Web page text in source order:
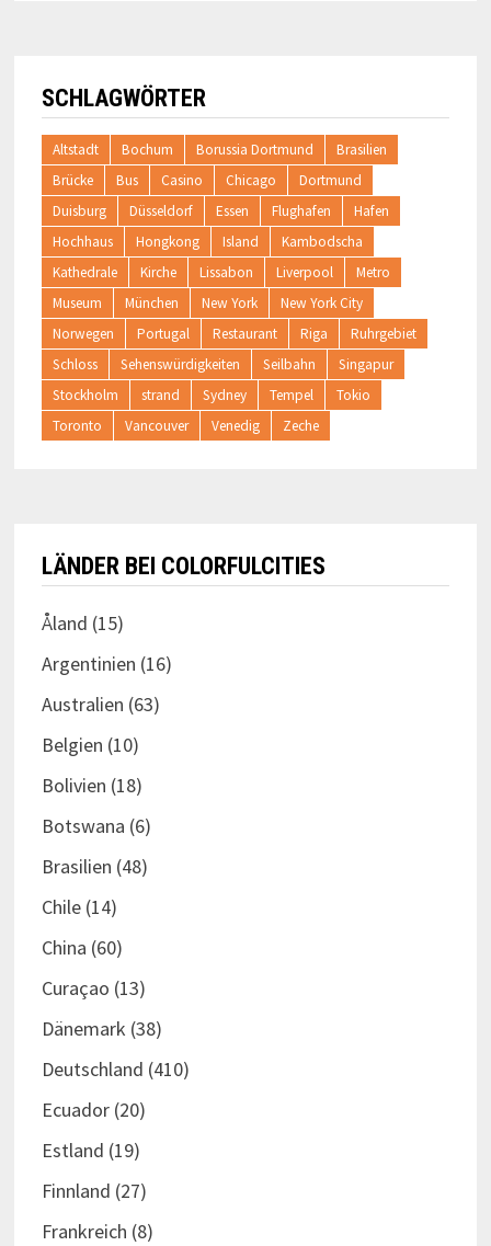
SCHLAGWÖRTER
Altstadt Bochum Borussia Dortmund
Brasilien
Brücke
Bus Casino Chicago
Dortmund
Duisburg
Düsseldorf Essen Flughafen
Hafen
Hochhaus
Hongkong Island
Kambodscha
Kathedrale
Kirche Lissabon Liverpool
Metro
Museum
München New York
New York City
Norwegen
Portugal Restaurant Riga
Ruhrgebiet
Schloss
Sehenswürdigkeiten Seilbahn
Singapur
Stockholm
strand Sydney Tempel
Tokio
Toronto
Vancouver Venedig Zeche
LÄNDER BEI COLORFULCITIES
Åland (15)
Argentinien (16)
Australien (63)
Belgien (10)
Bolivien (18)
Botswana (6)
Brasilien (48)
Chile(14)
China (60)
Curaçao (13)
Dänemark (38)
Deutschland (410)
Ecuador(20)
Estland (19)
Finnland (27)
Frankreich (8)